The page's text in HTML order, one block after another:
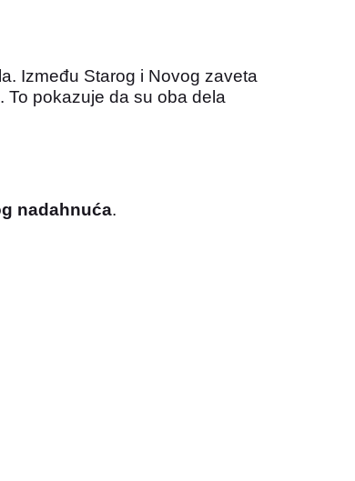
Između Starog i Novog zaveta
To pokazuje da su oba dela
nadahnuća.